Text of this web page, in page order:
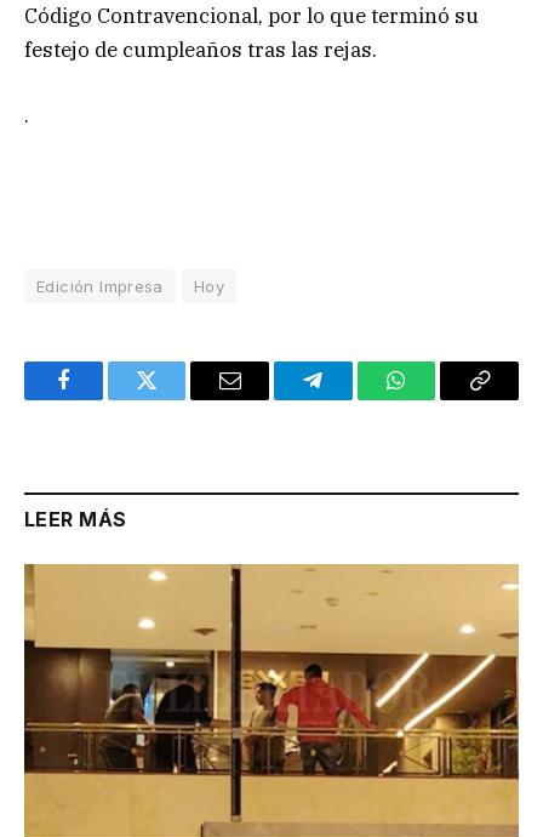
Código Contravencional, por lo que terminó su
festejo de cumpleaños tras las rejas.
.
Edición Impresa Hoy
FacebookTwitter Email TelegramWhatsAppCopy
LEER MÁS